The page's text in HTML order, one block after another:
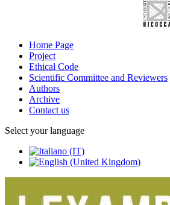
Home Page
Project
Ethical Code
Scientific Committee and Reviewers
Authors
Archive
Contact us
Select your language